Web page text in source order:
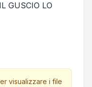
GUSCIO LO
visualizzare i file